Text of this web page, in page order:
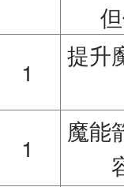
1
提升
1
魔能